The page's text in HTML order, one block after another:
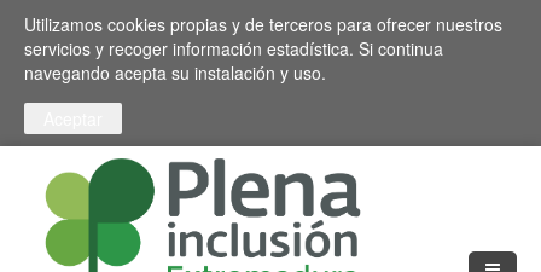
Pasar al contenido principal
Toggle high contrast
Utilizamos cookies propias y de terceros para ofrecer nuestros
servicios y recoger información estadística. Si continua
navegando acepta su instalación y uso.